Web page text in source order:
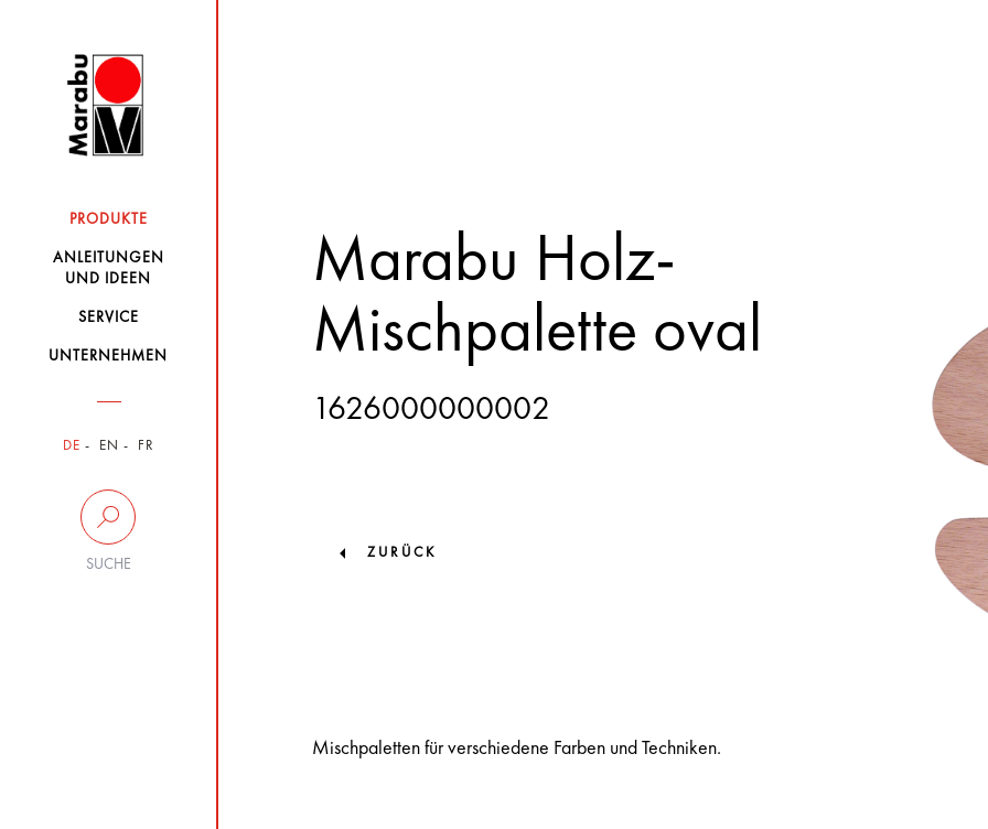
PRODUKTE
ANLEITUNGEN
UND IDEEN
SERVICE
UNTERNEHMEN
DE EN FR
SUCHE
Marabu Holz-
Mischpalette oval
1626000000002
ZURÜCK
Mischpaletten für verschiedene Farben und Techniken.